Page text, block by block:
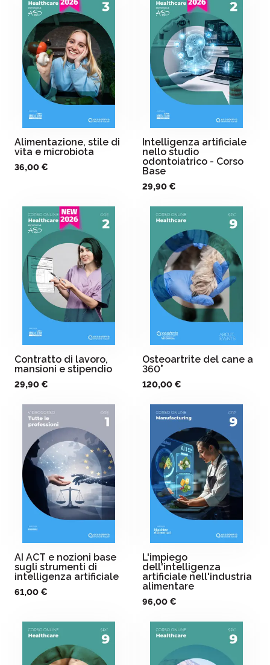
Alimentazione, stile di
vita e microbiota
36,00 €
Intelligenza artificiale
nello studio
odontoiatrico - Corso
Base
29,90 €
Contratto di lavoro,
mansioni e stipendio
29,90 €
Osteoartrite del cane a
360°
120,00 €
AI ACT e nozioni base
sugli strumenti di
intelligenza artificiale
61,00 €
L'impiego
dell'intelligenza
artificiale nell'industria
alimentare
96,00 €